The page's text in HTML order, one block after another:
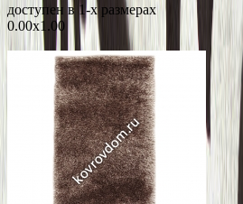
доступен в 1-x размерах
0.00x1.00